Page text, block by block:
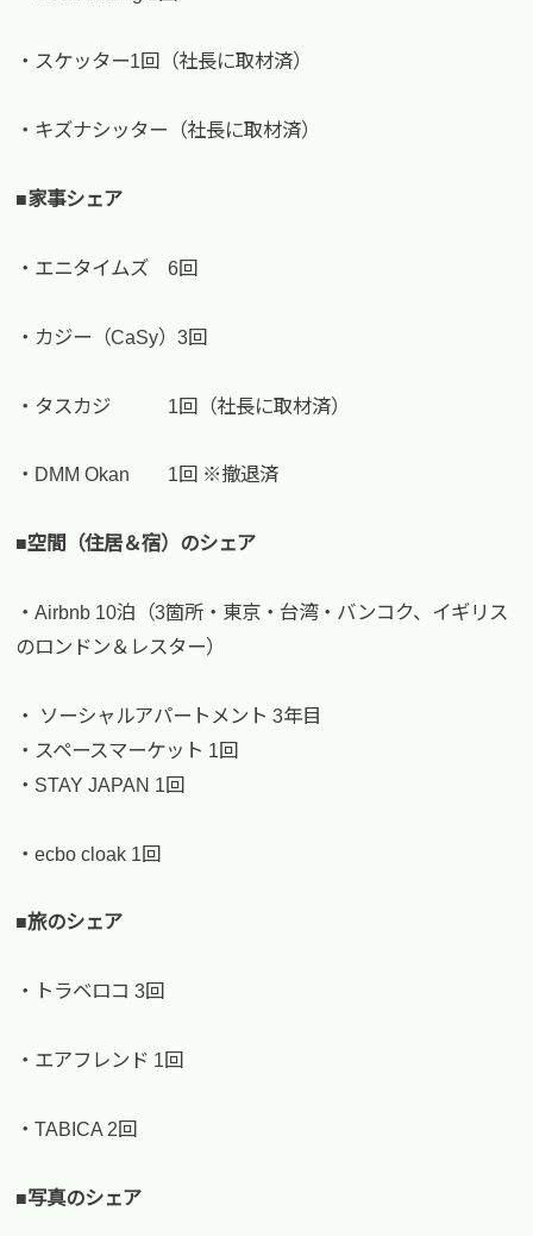
・スケッター1回（社長に取材済）
・キズナシッター（社長に取材済）
■家事シェア
・エニタイムズ 6回
・カジー（CaSy）3回
・タスカジ 1回（社長に取材済）
・DMM Okan 1回 ※撤退済
■空間（住居＆宿）のシェア
・Airbnb 10泊（3箇所・東京・台湾・バンコク、イギリス
のロンドン＆レスター）
・ ソーシャルアパートメント 3年目
・スペースマーケット 1回
・STAY JAPAN 1回
・ecbo cloak 1回
■旅のシェア
・トラベロコ 3回
・エアフレンド 1回
・TABICA 2回
■写真のシェア